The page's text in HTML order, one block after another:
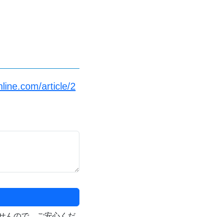
article/2